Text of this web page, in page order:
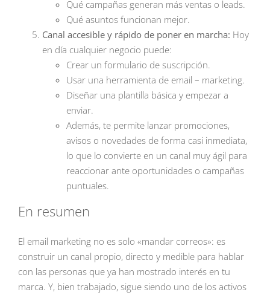
Qué campañas generan más ventas o leads.
Qué asuntos funcionan mejor.
Canal accesible y rápido de poner en marcha: Hoy
en día cualquier negocio puede:
Crear un formulario de suscripción.
Usar una herramienta de email – marketing.
Diseñar una plantilla básica y empezar a
enviar.
Además, te permite lanzar promociones,
avisos o novedades de forma casi inmediata,
lo que lo convierte en un canal muy ágil para
reaccionar ante oportunidades o campañas
puntuales.
En resumen
El email marketing no es solo «mandar correos»: es
construir un canal propio, directo y medible para hablar
con las personas que ya han mostrado interés en tu
marca. Y, bien trabajado, sigue siendo uno de los activos